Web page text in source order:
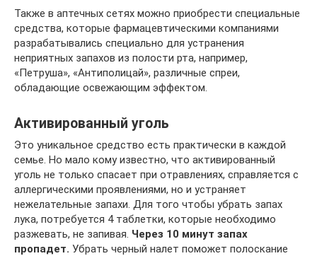
Также в аптечных сетях можно приобрести специальные
средства, которые фармацевтическими компаниями
разрабатывались специально для устранения
неприятных запахов из полости рта, например,
«Петруша», «Антиполицай», различные спреи,
обладающие освежающим эффектом.
Активированный уголь
Это уникальное средство есть практически в каждой
семье. Но мало кому известно, что активированный
уголь не только спасает при отравлениях, справляется с
аллергическими проявлениями, но и устраняет
нежелательные запахи. Для того чтобы убрать запах
лука, потребуется 4 таблетки, которые необходимо
разжевать, не запивая. Через 10 минут запах
пропадет. Убрать черный налет поможет полоскание